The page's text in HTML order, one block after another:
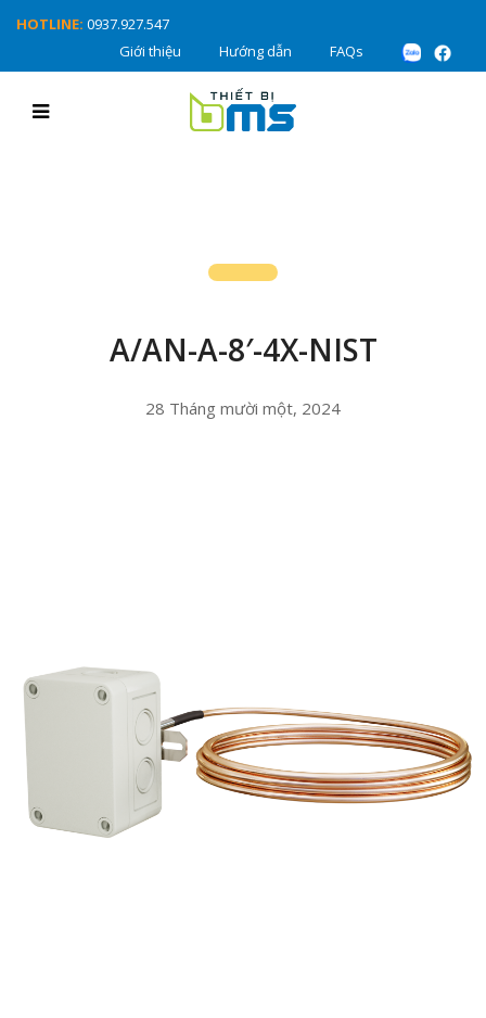
HOTLINE: 0937.927.547
Giới thiệu
Hướng dẫn FAQs
A/AN-A-8′-4X-NIST
28 Tháng mười một, 2024